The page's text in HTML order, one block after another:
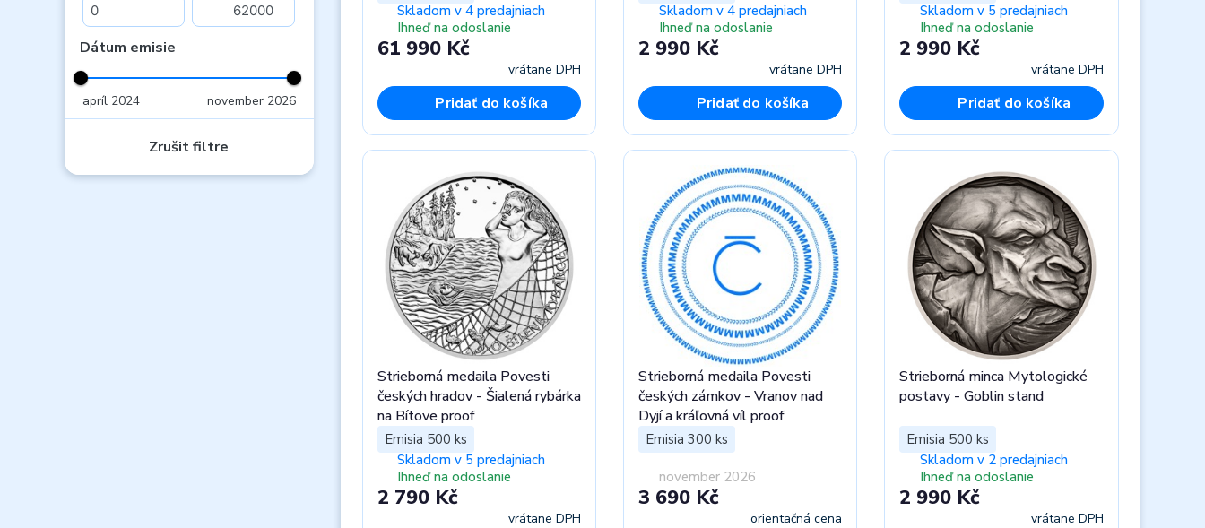
Dátum emisie
apríl 2024 november 2026
Zrušit filtre
Skladom v 4 predajniach
Ihneď na odoslanie
61 990 Kč
vrátane DPH
Pridať do košíka
Skladom v 4 predajniach
Ihneď na odoslanie
2 990 Kč
vrátane DPH
Pridať do košíka
Skladom v 5 predajniach
Ihneď na odoslanie
2 990 Kč
vrátane DPH
Pridať do košíka
Strieborná medaila Povesti
českých hradov - Šialená rybárka
na Bítove proof
Emisia 500 ks
Skladom v 5 predajniach
Ihneď na odoslanie
2 790 Kč
vrátane DPH
Strieborná medaila Povesti
českých zámkov - Vranov nad
Dyjí a kráľovná víl proof
Emisia 300 ks
november 2026
3 690 Kč
orientačná cena
Strieborná minca Mytologické
postavy - Goblin stand
Emisia 500 ks
Skladom v 2 predajniach
Ihneď na odoslanie
2 990 Kč
vrátane DPH